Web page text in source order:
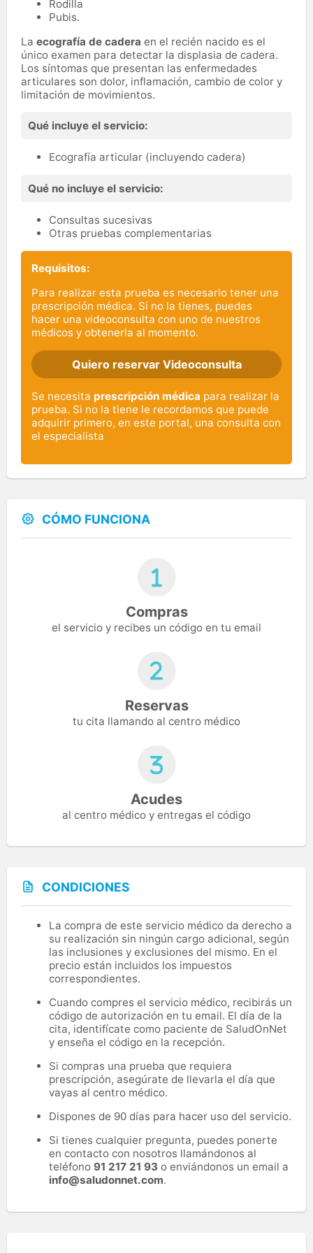
Rodilla
Pubis.
La ecografía de cadera en el recién nacido es el
único examen para detectar la displasia de cadera.
Los síntomas que presentan las enfermedades
articulares son dolor, inflamación, cambio de color y
limitación de movimientos.
Qué incluye el servicio:
Ecografía articular (incluyendo cadera)
Qué no incluye el servicio:
Consultas sucesivas
Otras pruebas complementarias
Requisitos:
Para realizar esta prueba es necesario tener una
prescripción médica. Si no la tienes, puedes
hacer una videoconsulta con uno de nuestros
médicos y obtenerla al momento.
Quiero reservar Videoconsulta
Se necesita prescripción médica para realizar la
prueba. Si no la tiene le recordamos que puede
adquirir primero, en este portal, una consulta con
el especialista
CÓMO FUNCIONA
Compras
el servicio y recibes un código en tu email
Reservas
tu cita llamando al centro médico
Acudes
al centro médico y entregas el código
CONDICIONES
La compra de este servicio médico da derecho a
su realización sin ningún cargo adicional, según
las inclusiones y exclusiones del mismo. En el
precio están incluidos los impuestos
correspondientes.
Cuando compres el servicio médico, recibirás un
código de autorización en tu email. El día de la
cita, identifícate como paciente de SaludOnNet
y enseña el código en la recepción.
Si compras una prueba que requiera
prescripción, asegúrate de llevarla el día que
vayas al centro médico.
Dispones de 90 días para hacer uso del servicio.
Si tienes cualquier pregunta, puedes ponerte
en contacto con nosotros llamándonos al
teléfono 91 217 21 93 o enviándonos un email a
info@saludonnet.com.